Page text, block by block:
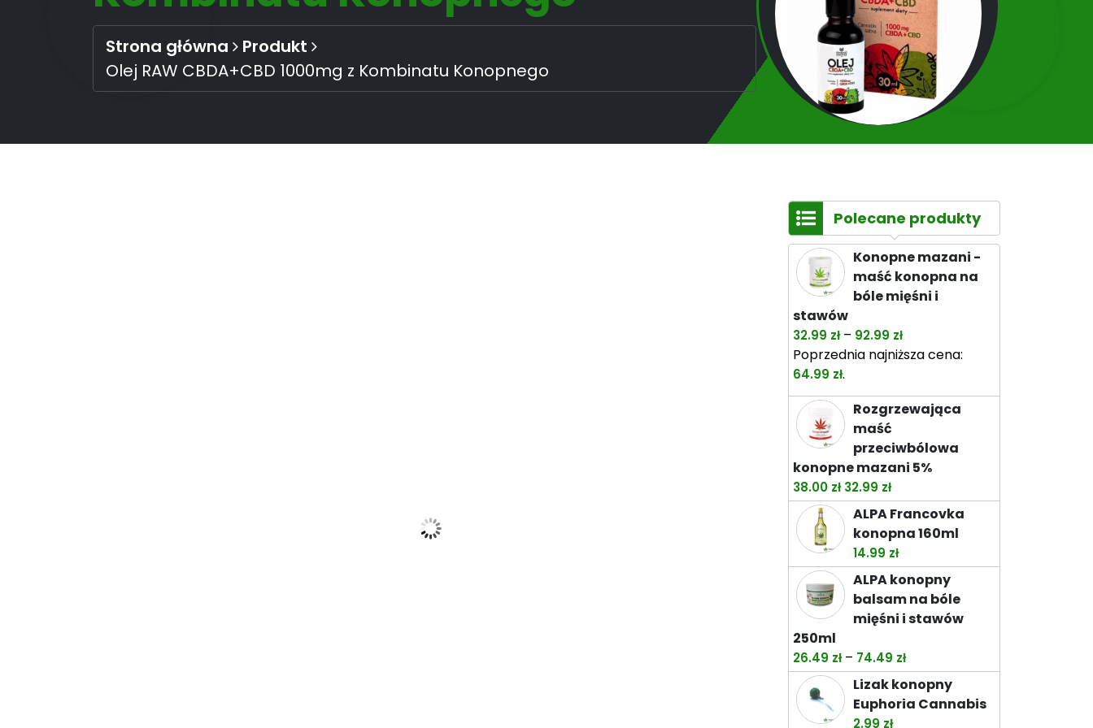
Strona główna
Produkt
Olej RAW CBDA+CBD 1000mg z Kombinatu Konopnego
Polecane produkty
Konopne mazani -
maść konopna na
bóle mięśni i
stawów
32.99 zł – 92.99 złZakres
cen:
32.99 zł
do
Poprzednia najniższa cena:
64.99 zł.
Rozgrzewająca
maść
przeciwbólowa
konopne mazani 5%
38.00 zł Pierwotna
cena
wynosiła:
38.00 zł.
32.99 złAktualna
cena
wynosi:
32.99 zł.
ALPA Francovka
konopna 160ml
14.99 zł
ALPA konopny
balsam na bóle
mięśni i stawów
250ml
26.49 zł – 74.49 złZakres
cen:
od
Lizak konopny
Euphoria Cannabis
2.99 zł